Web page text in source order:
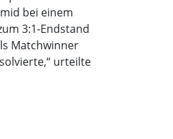
bei einem
3:1-Endstand
Matchwinner
urteilte